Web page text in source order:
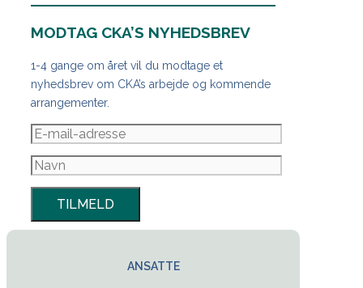
MODTAG CKA’S NYHEDSBREV
1-4 gange om året vil du modtage et
nyhedsbrev om CKA’s arbejde og kommende
arrangementer.
ANSATTE